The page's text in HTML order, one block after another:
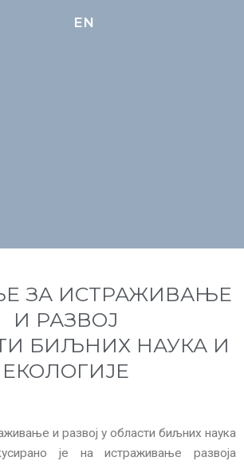
EN
ЗА ИСТРАЖИВАЊЕ
И РАЗВОЈ
БИЉНИХ НАУКА И
ЕКОЛОГИЈЕ
и развој у области биљних наука
је на истраживање развоја